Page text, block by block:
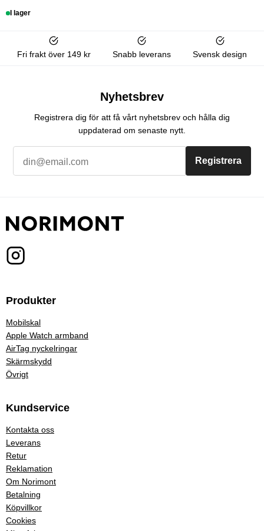
I lager
Fri frakt över 149 kr Snabb leverans Svensk design
Nyhetsbrev
Registrera dig för att få vårt nyhetsbrev och hålla dig
uppdaterad om senaste nytt.
Registrera
Produkter
Mobilskal
Apple Watch armband
AirTag nyckelringar
Skärmskydd
Övrigt
Kundservice
Kontakta oss
Leverans
Retur
Reklamation
Om Norimont
Betalning
Köpvillkor
Cookies